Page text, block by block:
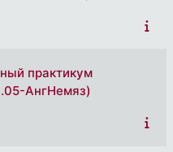
практикум
АнгНемяз)